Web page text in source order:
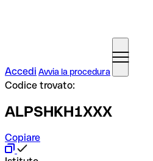
Accedi Avvia la procedura
Codice trovato:
ALPSHKH1XXX
Copiare